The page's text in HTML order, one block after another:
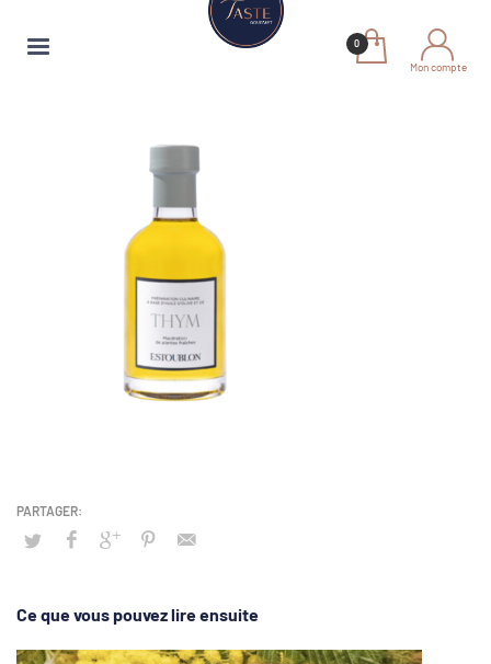
Mon compte
Ce que vous pouvez lire ensuite